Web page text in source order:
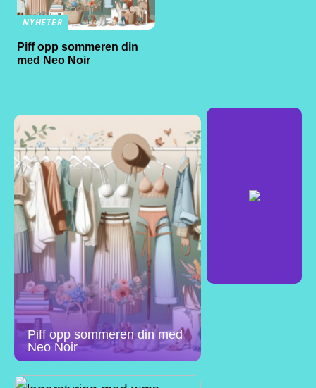
NYHETER
Piff opp sommeren din
med Neo Noir
Piff opp sommeren din med
Neo Noir